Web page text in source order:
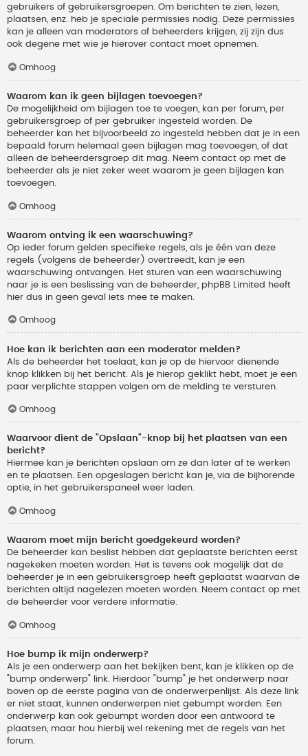
gebruikers of gebruikersgroepen. Om berichten te zien, lezen,
plaatsen, enz. heb je speciale permissies nodig. Deze permissies
kan je alleen van moderators of beheerders krijgen, zij zijn dus
ook degene met wie je hierover contact moet opnemen.
Omhoog
Waarom kan ik geen bijlagen toevoegen?
De mogelijkheid om bijlagen toe te voegen, kan per forum, per
gebruikersgroep of per gebruiker ingesteld worden. De
beheerder kan het bijvoorbeeld zo ingesteld hebben dat je in een
bepaald forum helemaal geen bijlagen mag toevoegen, of dat
alleen de beheerdersgroep dit mag. Neem contact op met de
beheerder als je niet zeker weet waarom je geen bijlagen kan
toevoegen.
Omhoog
Waarom ontving ik een waarschuwing?
Op ieder forum gelden specifieke regels, als je één van deze
regels (volgens de beheerder) overtreedt, kan je een
waarschuwing ontvangen. Het sturen van een waarschuwing
naar je is een beslissing van de beheerder, phpBB Limited heeft
hier dus in geen geval iets mee te maken.
Omhoog
Hoe kan ik berichten aan een moderator melden?
Als de beheerder het toelaat, kan je op de hiervoor dienende
knop klikken bij het bericht. Als je hierop geklikt hebt, moet je een
paar verplichte stappen volgen om de melding te versturen.
Omhoog
Waarvoor dient de "Opslaan"-knop bij het plaatsen van een
bericht?
Hiermee kan je berichten opslaan om ze dan later af te werken
en te plaatsen. Een opgeslagen bericht kan je, via de bijhorende
optie, in het gebruikerspaneel weer laden.
Omhoog
Waarom moet mijn bericht goedgekeurd worden?
De beheerder kan beslist hebben dat geplaatste berichten eerst
nagekeken moeten worden. Het is tevens ook mogelijk dat de
beheerder je in een gebruikersgroep heeft geplaatst waarvan de
berichten altijd nagelezen moeten worden. Neem contact op met
de beheerder voor verdere informatie.
Omhoog
Hoe bump ik mijn onderwerp?
Als je een onderwerp aan het bekijken bent, kan je klikken op de
"bump onderwerp" link. Hierdoor "bump" je het onderwerp naar
boven op de eerste pagina van de onderwerpenlijst. Als deze link
er niet staat, kunnen onderwerpen niet gebumpt worden. Een
onderwerp kan ook gebumpt worden door een antwoord te
plaatsen, maar hou hierbij wel rekening met de regels van het
forum.